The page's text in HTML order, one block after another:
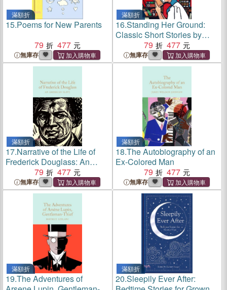
滿額折
15.Poems for New Parents
79
477
無庫存
滿額折
16.Standing Her Ground:
Classic Short Stories by
Trailblazing Women
79 477
無庫存
滿額折
17.Narrative of the Life of
Frederick Douglass: An
American Slave
79 477
無庫存
滿額折
18.The Autobiography of an
Ex-Colored Man
79
477
無庫存
滿額折
19.The Adventures of
滿額折
20.Sleepily Ever After: